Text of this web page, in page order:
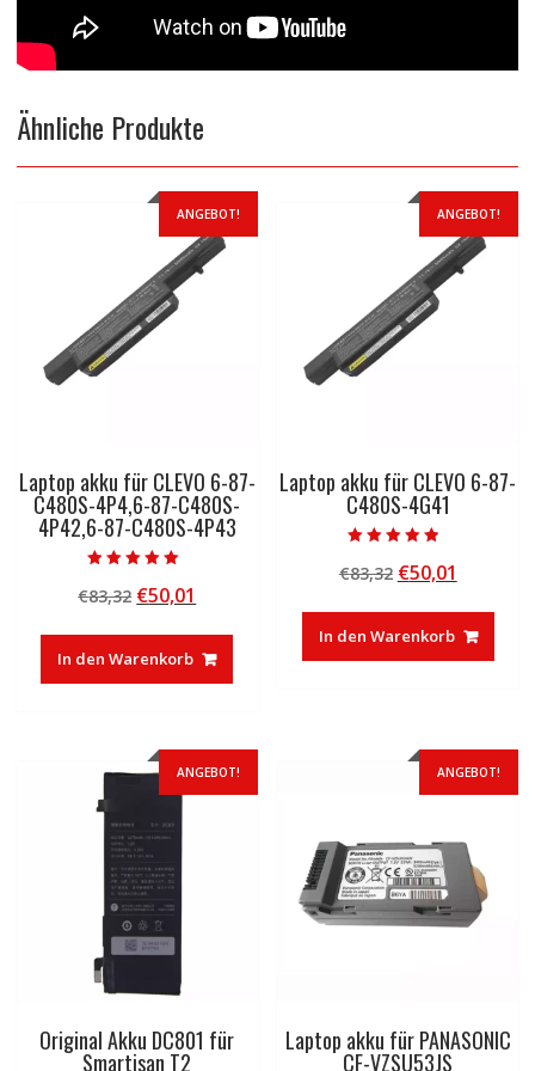
Ähnliche Produkte
ANGEBOT!
Laptop akku für CLEVO 6-87-
C480S-4P4,6-87-C480S-
4P42,6-87-C480S-4P43
5.00
von 5
€83,32 Ursprünglicher
war:
€83,32
€50,01
ist:
€50,01.
In den Warenkorb
ANGEBOT!
Laptop akku für CLEVO 6-87-
C480S-4G41
4.50
von 5
€83,32 Ursprünglicher
war:
€83,32
€50,01
ist:
€50,01.
In den Warenkorb
ANGEBOT!
Original Akku DC801 für
Smartisan T2
ANGEBOT!
Laptop akku für PANASONIC
CF-VZSU53JS